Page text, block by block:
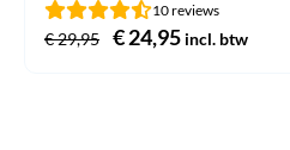
10 reviews
€29,95
Oorspronkelijke
€24,95Huidige
incl. btw